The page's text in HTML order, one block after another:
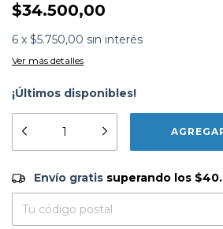
$34.500,00
6 x $5.750,00 sin interés
Ver más detalles
¡Últimos disponibles!
Envío gratis
Entregas para el CP:
Envío gratis superando los
Formato:
LIBROS
Editorial:
Gaia Ediciones
Encuadernación:Tapa Blanda
ISBN:9788484454212
N°Páginas:214
Fecha Publicación:07/2012